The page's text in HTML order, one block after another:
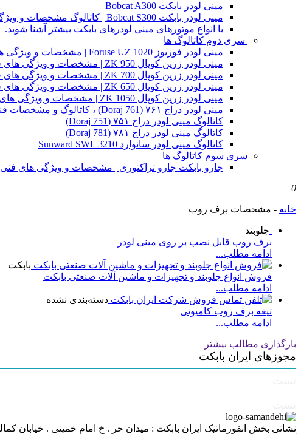
مینی لودر بابکت Bobcat A300
مینی لودر بابکت Bobcat S300 | کاتالوگ مشخصات و ویژگی های فنی
با انواع موتورهای مینی لودرهای بابکت بیشتر آشنا شوید.
سری دوم کاتالوگ ها
مینی لودر فوریوز Foruse UZ 1020 | مشخصات و ویژگی های فنی
مینی لودر زرین کوپال ZK 950 | مشخصات و ویژگی های فنی zk950
مینی لودر زرین کوپال ZK 700 | مشخصات و ویژگی های فنی zk700
مینی لودر زرین کوپال ZK 650 | مشخصات و ویژگی های فنی zk650
مینی لودر زرین کوپال ZK 1050 | مشخصات و ویژگی های فنی zk1050
مینی لودر دراج ۷۶۱ (Doraj 761) ، کاتالوگ و مشخصات فنی بابکت دوراج
کاتالوگ مینی لودر دراج ۷۵۱ (Doraj 751)
کاتالوگ مینی لودر دراج ۷۸۱ (Doraj 781)
کاتالوگ مینی لودر سانوارد Sunward SWL 3210
سری سوم کاتالوگ ها
جارو بابکت جارو تراکتوری | مشخصات و ویژگی های فنی
0
خانه - مشخصات برف روب
جلوبند
برف روب قابل نصب بر روی مینی لودر
ادامه مطلب...
بابکت
فروش انواع جلوبند و تجهیزات و ماشین آلات صنعتی بابکت
ادامه مطلب...
دسته‌بندی نشده
تیغه برف روب کامیونی
ادامه مطلب...
بارگذاری مطالب بیشتر
مجوزهای ایران بابکت